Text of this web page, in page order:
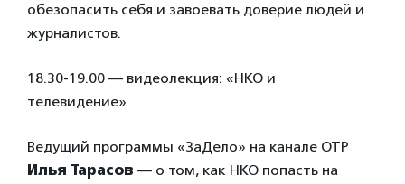
обезопасить себя и завоевать доверие людей и
журналистов.
18.30-19.00 — видеолекция: «НКО и
телевидение»
Ведущий программы «ЗаДело» на канале ОТР
Илья Тарасов — о том, как НКО попасть на